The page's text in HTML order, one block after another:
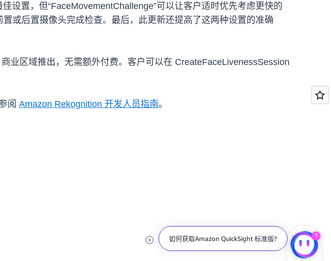
设置，但“FaceMovementChallenge”可以让客户适时优先考虑更快的
或后置摄像头完成检查。最后，此更新还提高了这两种设置的准确
业区域推出，无需额外付费。客户可以在 CreateFaceLivenessSession
阅 Amazon Rekognition 开发人员指南。
如何获取Amazon QuickSight 标准版? 1